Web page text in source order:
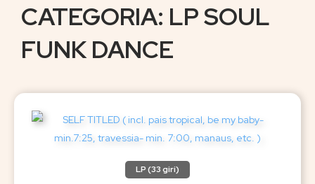
CATEGORIA: LP SOUL
FUNK DANCE
LP (33 giri)